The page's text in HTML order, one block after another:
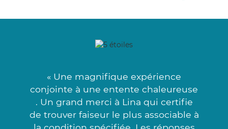
« Une magnifique expérience
conjointe à une entente chaleureuse
. Un grand merci à Lina qui certifie
de trouver faiseur le plus associable à